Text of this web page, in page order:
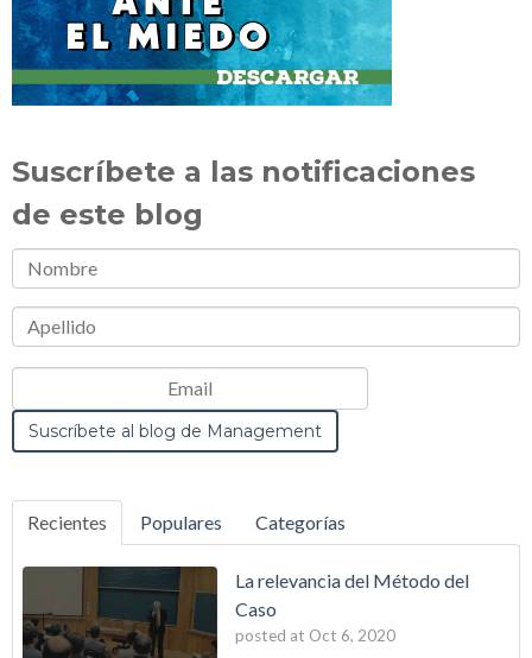
Suscríbete a las notificaciones
de este blog
Recientes Populares Categorías
La relevancia del Método del
Caso
posted at Oct 6, 2020